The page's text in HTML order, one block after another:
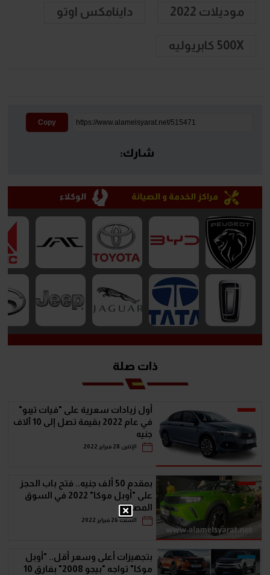
موديلات 2022 داينامكس اوتو
500X كابريوليه
Copy
شارك:
مراكز الخدمة و الصيانة الوكلاء
ذات صلة
أول زيادات سعرية على "فيات تيبو"
في عام 2022 بقيمة تصل إلى 10 آلاف
جنيه
الإثنين 28 فبراير 2022
بمقدم 50 ألف جنيه.. فتح باب الحجز
على "أوبل موكا" 2022 في السوق
المصري
السبت 26 فبراير 2022
بتجهيزات أعلى وسعر أقل.. "أوبل
موكا" تواجه "بيجو 2008" بفارق 10